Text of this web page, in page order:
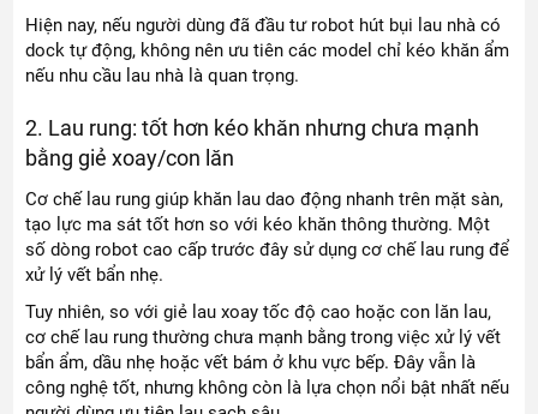
Hiện nay, nếu người dùng đã đầu tư robot hút bụi lau nhà có
dock tự động, không nên ưu tiên các model chỉ kéo khăn ẩm
nếu nhu cầu lau nhà là quan trọng.
2. Lau rung: tốt hơn kéo khăn nhưng chưa mạnh
bằng giẻ xoay/con lăn
Cơ chế lau rung giúp khăn lau dao động nhanh trên mặt sàn,
tạo lực ma sát tốt hơn so với kéo khăn thông thường. Một
số dòng robot cao cấp trước đây sử dụng cơ chế lau rung để
xử lý vết bẩn nhẹ.
Tuy nhiên, so với giẻ lau xoay tốc độ cao hoặc con lăn lau,
cơ chế lau rung thường chưa mạnh bằng trong việc xử lý vết
bẩn ẩm, dầu nhẹ hoặc vết bám ở khu vực bếp. Đây vẫn là
công nghệ tốt, nhưng không còn là lựa chọn nổi bật nhất nếu